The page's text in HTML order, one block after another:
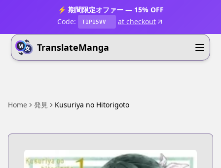
⚡ 期間限定オファー — 15% OFF
Code:
T1P15VV at checkout
TranslateManga
Home 発見 Kusuriya no Hitorigoto